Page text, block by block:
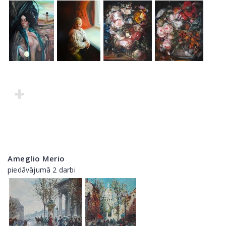
Ameglio Merio
piedāvājumā 2 darbi